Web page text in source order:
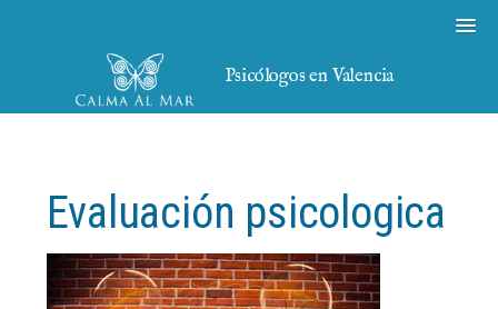
Psicólogos en Valencia
Evaluación psicologica